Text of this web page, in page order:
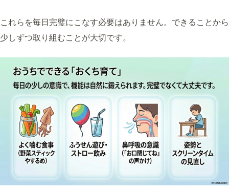
これらを毎日完璧にこなす必要はありません。できることから
少しずつ取り組むことが大切です。